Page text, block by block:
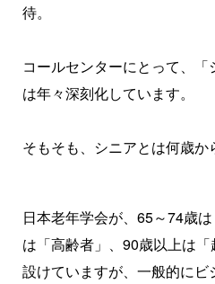
待。
コールセンターにとって、
は年々深刻化しています。
そもそも、シニアとは何歳か
日本老年学会が、65～74歳
は「高齢者」、90歳以上は
設けていますが、一般的に